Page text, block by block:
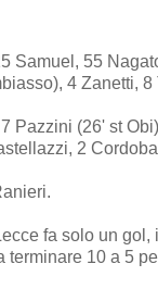
Samuel, 55
4 Zanetti, 8
Pazzini (26' st
2
fa solo un gol,
10 a 5